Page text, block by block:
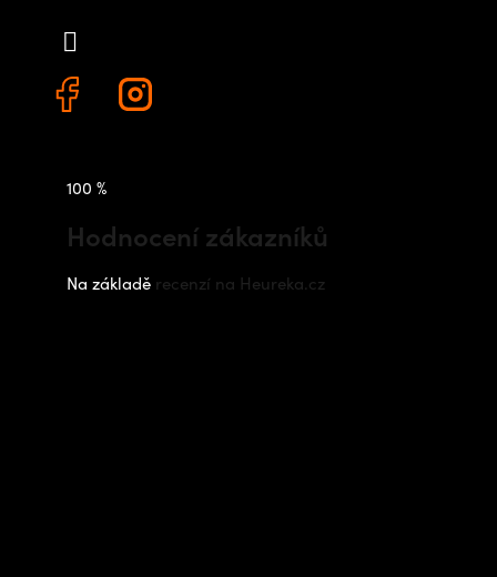
100 %
Hodnocení zákazníků
Na základě recenzí na Heureka.cz